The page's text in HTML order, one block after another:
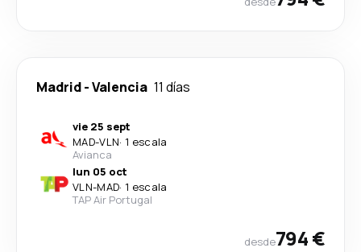
Madrid-Valencia 11 días
vie 25 sept
MAD-VLN· 1 escala
Avianca
lun 05 oct
VLN-MAD· 1 escala
TAP Air Portugal
desde794 €